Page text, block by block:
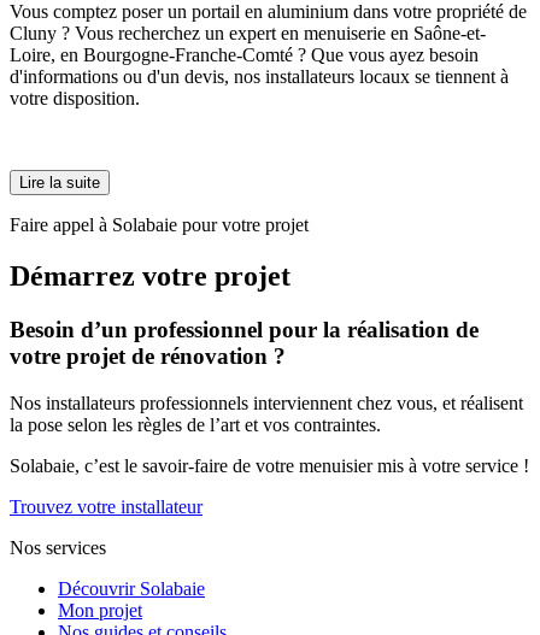
Vous comptez poser un portail en aluminium dans votre propriété de
Cluny ? Vous recherchez un expert en menuiserie en Saône-et-
Loire, en Bourgogne-Franche-Comté ? Que vous ayez besoin
d'informations ou d'un devis, nos installateurs locaux se tiennent à
votre disposition.
Lire la suite
Faire appel à Solabaie pour votre projet
Démarrez votre projet
Besoin d’un professionnel pour la réalisation de
votre projet de rénovation ?
Nos installateurs professionnels interviennent chez vous, et réalisent
la pose selon les règles de l’art et vos contraintes.
Solabaie, c’est le savoir-faire de votre menuisier mis à votre service !
Trouvez votre installateur
Nos services
Découvrir Solabaie
Mon projet